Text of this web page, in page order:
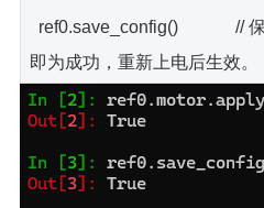
ref0.save_config() // 保
即为成功，重新上电后生效。